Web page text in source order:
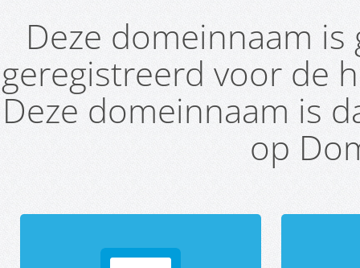
Deze domeinnaam
geregistreerd voor de
Deze domeinnaam is
op